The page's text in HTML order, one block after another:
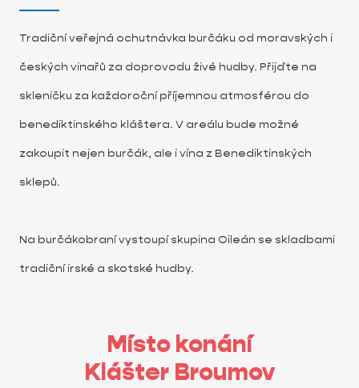
Tradiční veřejná ochutnávka burčáku od moravských i
českých vinařů za doprovodu živé hudby. Přijďte na
skleničku za každoroční příjemnou atmosférou do
benediktinského kláštera. V areálu bude možné
zakoupit nejen burčák, ale i vína z Benediktinských
sklepů.
Na burčákobraní vystoupí skupina Oileán se skladbami
tradiční irské a skotské hudby.
Místo konání
Klášter Broumov